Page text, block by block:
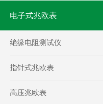
电子式兆欧表
绝缘电阻测试仪
指针式兆欧表
高压兆欧表